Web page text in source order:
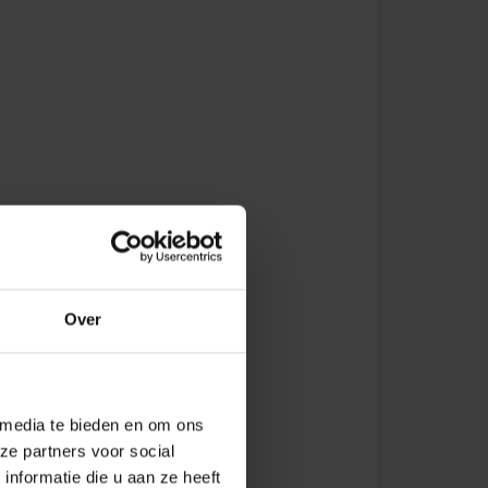
Over
te bieden en om ons
partners voor social
die u aan ze heeft
mm L=2,5 m